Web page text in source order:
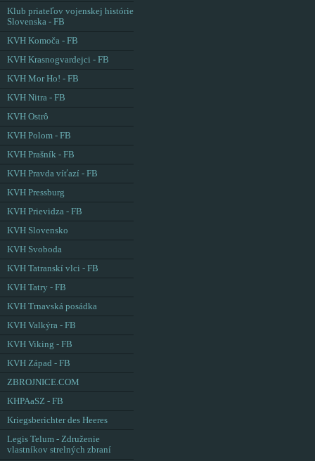
Klub priateľov vojenskej histórie
Slovenska - FB
KVH Komoča - FB
KVH Krasnogvardejci - FB
KVH Mor Ho! - FB
KVH Nitra - FB
KVH Ostrô
KVH Polom - FB
KVH Prašník - FB
KVH Pravda víťazí - FB
KVH Pressburg
KVH Prievidza - FB
KVH Slovensko
KVH Svoboda
KVH Tatranskí vlci - FB
KVH Tatry - FB
KVH Trnavská posádka
KVH Valkýra - FB
KVH Viking - FB
KVH Západ - FB
ZBROJNICE.COM
KHPAaSZ - FB
Kriegsberichter des Heeres
Legis Telum - Združenie
vlastníkov strelných zbraní